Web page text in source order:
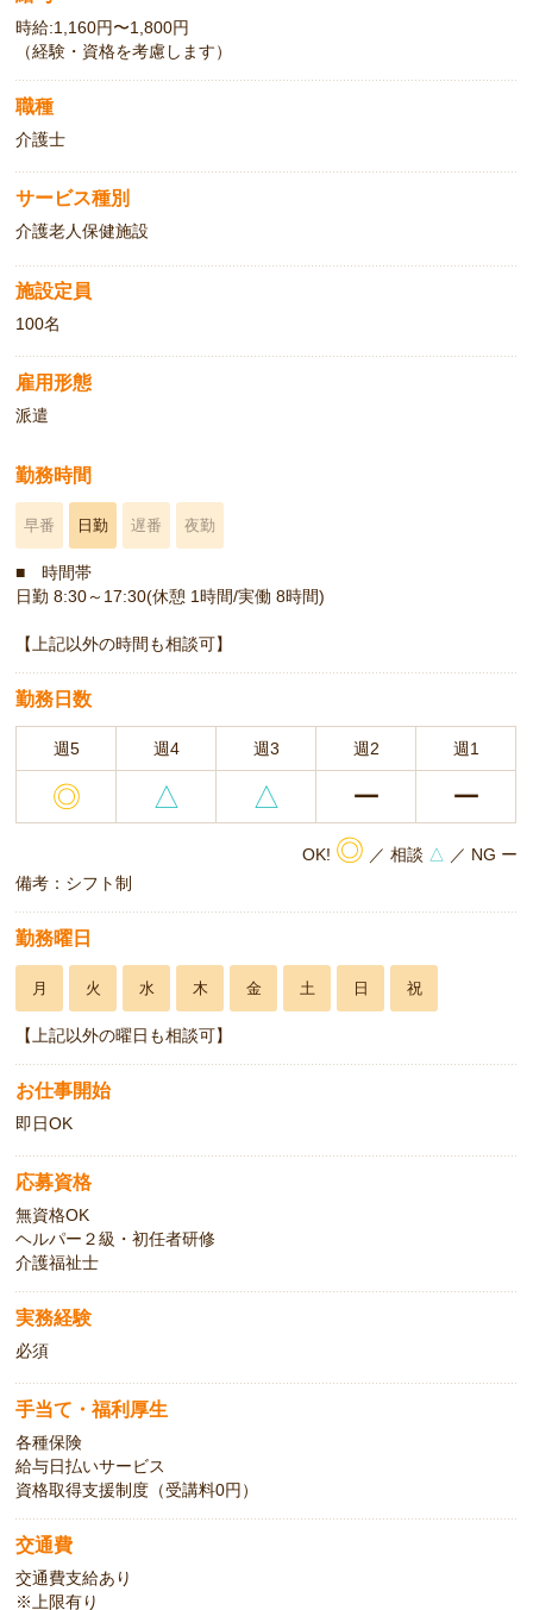
時給:1,160円〜1,800円
（経験・資格を考慮します）
職種
介護士
サービス種別
介護老人保健施設
施設定員
100名
雇用形態
派遣
勤務時間
早番 日勤 遅番 夜勤
■ 時間帯
日勤 8:30～17:30(休憩 1時間/実働 8時間)
【上記以外の時間も相談可】
勤務日数
週5 週4 週3 週2 週1
◎ △ △ ー ー
OK! ◎ ／ 相談 △ ／ NG ー
備考：シフト制
勤務曜日
月 火 水 木 金 土 日 祝
【上記以外の曜日も相談可】
お仕事開始
即日OK
応募資格
無資格OK
ヘルパー２級・初任者研修
介護福祉士
実務経験
必須
手当て・福利厚生
各種保険
給与日払いサービス
資格取得支援制度（受講料0円）
交通費
交通費支給あり
※上限有り